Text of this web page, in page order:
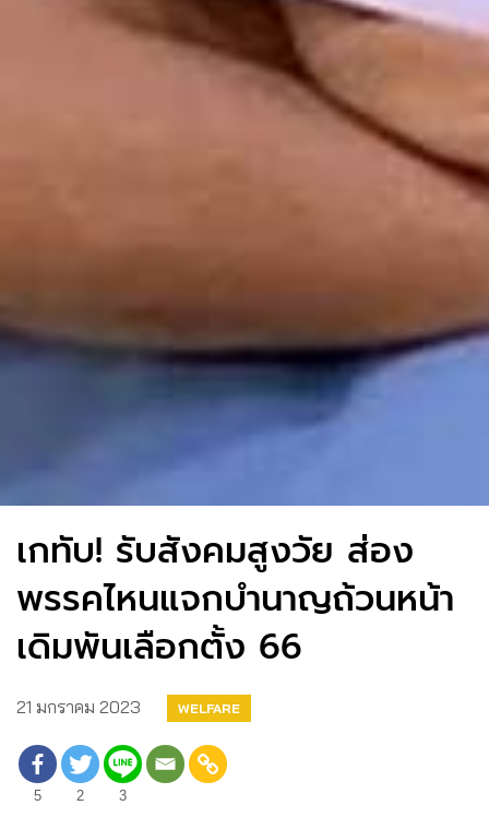
เกทับ! รับสังคมสูงวัย ส่อง
พรรคไหนแจกบำนาญถ้วนหน้า
เดิมพันเลือกตั้ง 66
21 มกราคม 2023 WELFARE
5 2 3